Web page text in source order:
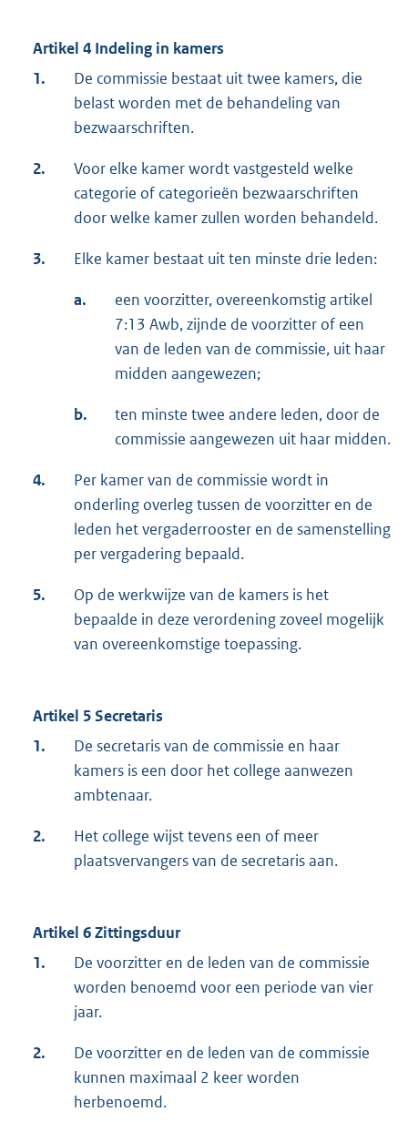
Artikel 4 Indeling in kamers
1.
De commissie bestaat uit twee kamers, die
belast worden met de behandeling van
bezwaarschriften.
2.
Voor elke kamer wordt vastgesteld welke
categorie of categorieën bezwaarschriften
door welke kamer zullen worden behandeld.
3. Elke kamer bestaat uit ten minste drie leden:
a.
een voorzitter, overeenkomstig artikel
7:13 Awb, zijnde de voorzitter of een
van de leden van de commissie, uit haar
midden aangewezen;
b.
ten minste twee andere leden, door de
commissie aangewezen uit haar midden.
4.
Per kamer van de commissie wordt in
onderling overleg tussen de voorzitter en de
leden het vergaderrooster en de samenstelling
per vergadering bepaald.
5.
Op de werkwijze van de kamers is het
bepaalde in deze verordening zoveel mogelijk
van overeenkomstige toepassing.
Artikel 5 Secretaris
1.
De secretaris van de commissie en haar
kamers is een door het college aanwezen
ambtenaar.
2.
Het college wijst tevens een of meer
plaatsvervangers van de secretaris aan.
Artikel 6 Zittingsduur
1.
De voorzitter en de leden van de commissie
worden benoemd voor een periode van vier
jaar.
2.
De voorzitter en de leden van de commissie
kunnen maximaal 2 keer worden
herbenoemd.